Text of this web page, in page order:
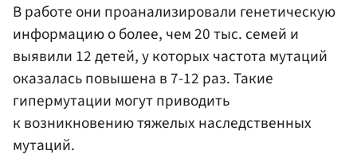
В работе они проанализировали генетическую
информацию о более, чем 20 тыс. семей и
выявили 12 детей, у которых частота мутаций
оказалась повышена в 7-12 раз. Такие
гипермутации могут приводить
к возникновению тяжелых наследственных
мутаций.